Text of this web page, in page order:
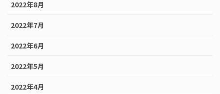
2022年8月
2022年7月
2022年6月
2022年5月
2022年4月